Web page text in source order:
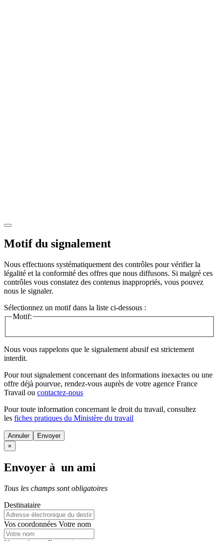
Motif du signalement
Nous effectuons systématiquement des contrôles pour vérifier la
légalité et la conformité des offres que nous diffusons. Si malgré ces
contrôles vous constatez des contenus inappropriés, vous pouvez
nous le signaler.
Sélectionnez un motif dans la liste ci-dessous :
Motif:
Nous vous rappelons que le signalement abusif est strictement
interdit.
Pour tout signalement concernant des informations inexactes ou une
offre déjà pourvue, rendez-vous auprès de votre agence France
Travail ou contactez-nous
Pour toute information concernant le droit du travail, consultez
les fiches pratiques du Ministère du travail
Annuler
×
Envoyer à un ami
Tous les champs sont obligatoires
Destinataire
Vos coordonnées Votre nom